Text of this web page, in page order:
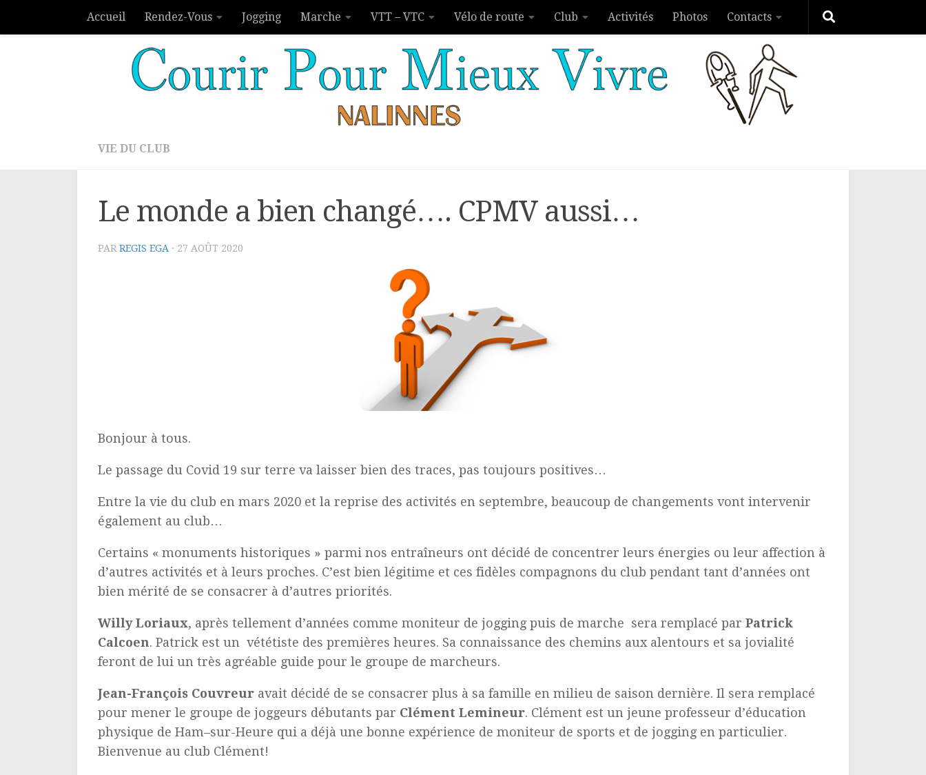
Skip to contentAccueil Rendez-Vous Jogging Marche VTT – VTC Vélo de route Club Activités Photos Contacts
VIE DU CLUB
Le monde a bien changé…. CPMV aussi…
PAR REGIS EGA · 27 AOÛT 2020
Bonjour à tous.
Le passage du Covid 19 sur terre va laisser bien des traces, pas toujours positives…
Entre la vie du club en mars 2020 et la reprise des activités en septembre, beaucoup de changements vont intervenir
également au club…
Certains « monuments historiques » parmi nos entraîneurs ont décidé de concentrer leurs énergies ou leur affection à
d’autres activités et à leurs proches. C’est bien légitime et ces fidèles compagnons du club pendant tant d’années ont
bien mérité de se consacrer à d’autres priorités.
Willy Loriaux, après tellement d’années comme moniteur de jogging puis de marche sera remplacé par Patrick
Calcoen. Patrick est un vététiste des premières heures. Sa connaissance des chemins aux alentours et sa jovialité
feront de lui un très agréable guide pour le groupe de marcheurs.
Jean-François Couvreur avait décidé de se consacrer plus à sa famille en milieu de saison dernière. Il sera remplacé
pour mener le groupe de joggeurs débutants par Clément Lemineur. Clément est un jeune professeur d’éducation
physique de Ham–sur-Heure qui a déjà une bonne expérience de moniteur de sports et de jogging en particulier.
Bienvenue au club Clément!